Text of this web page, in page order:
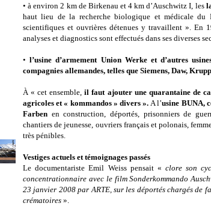
• à environ 2 km de Birkenau et 4 km d’Auschwitz I, les
haut lieu de la recherche biologique et médicale du
scientifiques et ouvrières détenues y travaillent ». En
analyses et diagnostics sont effectués dans ses diverses
•l’usine d’armement Union Werke et d’autres
compagnies allemandes, telles que Siemens, Daw, Krupp
À « cet ensemble,il faut ajouter une quarantaine de
agricoles et « kommandos » divers ».A l’usine BUNA,
Farben en construction, déportés, prisonniers de
chantiers de jeunesse, ouvriers français et polonais,
très pénibles.
Vestiges actuels et témoignages passés
Le documentariste Emil Weiss pensait «clore son
concentrationnaire avec le film Sonderkommando
23 janvier 2008 par ARTE, sur les déportés chargés de
crématoires ».